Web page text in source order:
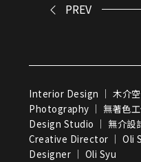
PREV
Interior Design ｜ 木介
Photography ｜ 無著色
Design Studio ｜ 無介設
Creative Director ｜ Oli
Designer ｜ Oli Syu